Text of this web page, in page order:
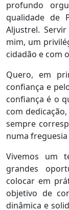
profundo
qualidade de
Aljustrel.
mim, um
cidadão e com
Quero, em
confiança e
confiança é o
com
sempre
numa
Vivemos um
grandes
colocar em
objetivo de
dinâmica e